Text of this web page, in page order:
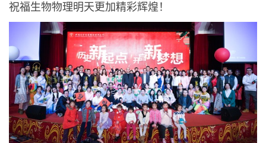
祝福生物物理明天更加精彩辉煌！